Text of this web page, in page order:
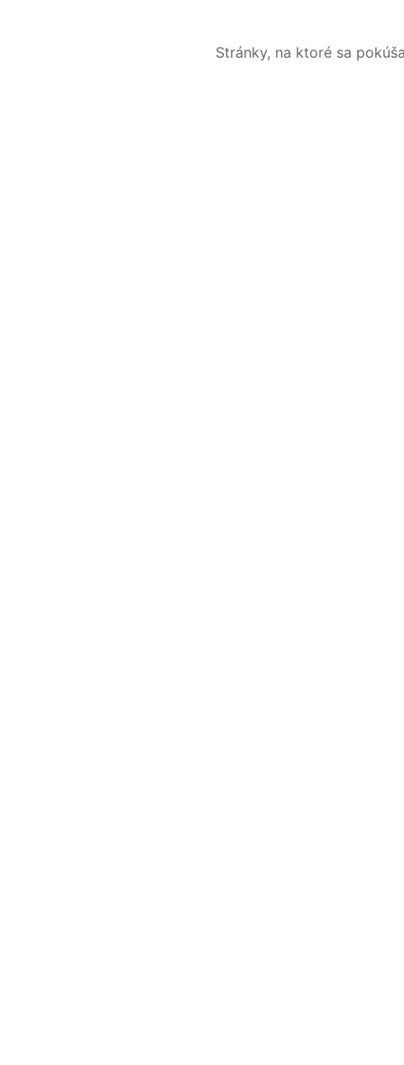
Stránky, na ktoré sa